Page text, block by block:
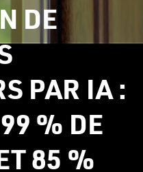
DE
PAR IA :
% DE
85 %